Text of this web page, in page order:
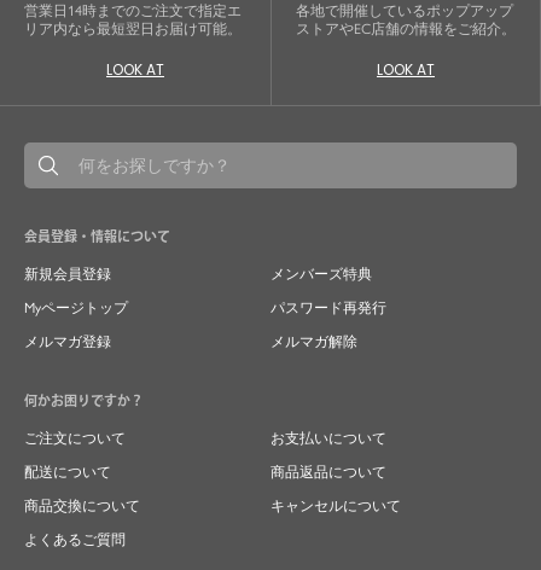
営業日14時までのご注文で指定エ
リア内なら最短翌日お届け可能。
LOOK AT
各地で開催しているポップアップ
ストアやEC店舗の情報をご紹介。
LOOK AT
会員登録・情報について
新規会員登録
メンバーズ特典
Myページトップ
パスワード再発行
メルマガ登録
メルマガ解除
何かお困りですか？
ご注文について
お支払いについて
配送について
商品返品について
商品交換について
キャンセルについて
よくあるご質問